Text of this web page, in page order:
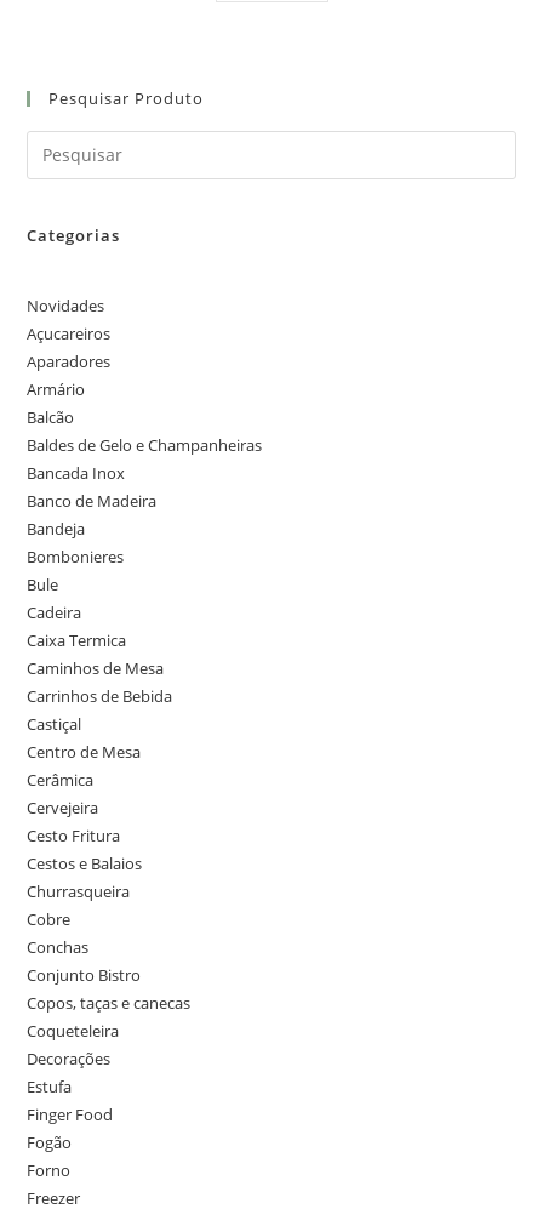
Pesquisar Produto
Categorias
Novidades
Açucareiros
Aparadores
Armário
Balcão
Baldes de Gelo e Champanheiras
Bancada Inox
Banco de Madeira
Bandeja
Bombonieres
Bule
Cadeira
Caixa Termica
Caminhos de Mesa
Carrinhos de Bebida
Castiçal
Centro de Mesa
Cerâmica
Cervejeira
Cesto Fritura
Cestos e Balaios
Churrasqueira
Cobre
Conchas
Conjunto Bistro
Copos, taças e canecas
Coqueteleira
Decorações
Estufa
Finger Food
Fogão
Forno
Freezer